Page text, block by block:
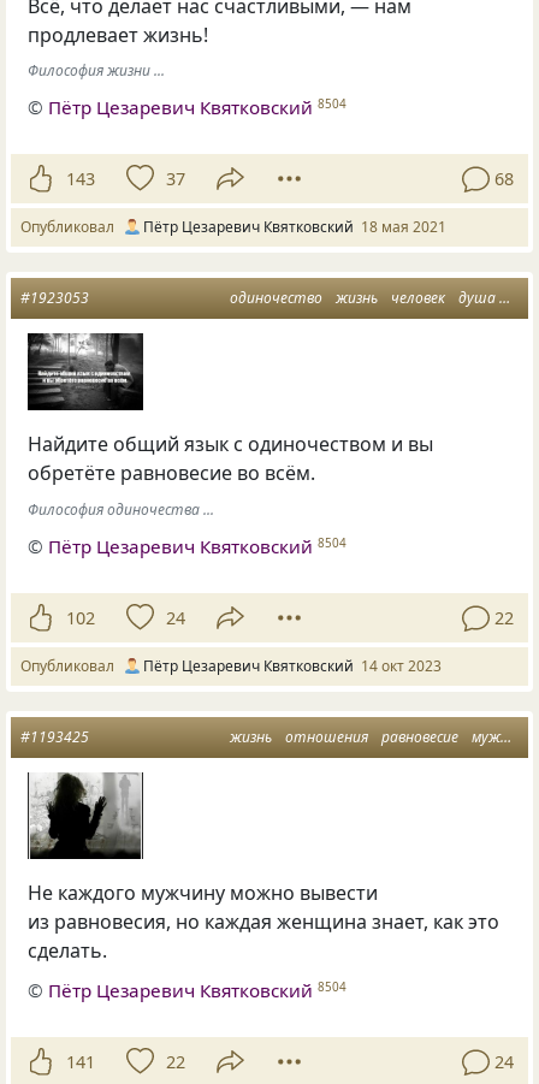
Всё, что делает нас счастливыми, — нам
продлевает жизнь!
Философия жизни ...
© Пётр Цезаревич Квятковский 8504
143 37 68
Опубликовал Пётр Цезаревич Квятковский 18 мая 2021
одиночество жизнь человек душа
#1923053
Найдите общий язык с одиночеством и вы
обретёте равновесие во всём.
Философия одиночества ...
© Пётр Цезаревич Квятковский 8504
102 24 22
Опубликовал Пётр Цезаревич Квятковский 14 окт 2023
жизнь отношения равновесие мужчина и женщина
#1193425
Не каждого мужчину можно вывести
из равновесия, но каждая женщина знает, как это
сделать.
© Пётр Цезаревич Квятковский 8504
141 22 24